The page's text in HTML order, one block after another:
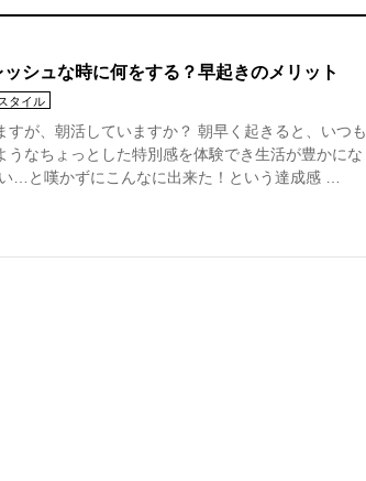
シュな時に何をする？早起きのメリット
タイル
すが、朝活していますか？ 朝早く起きると、いつも
うなちょっとした特別感を体験でき生活が豊かにな
…と嘆かずにこんなに出来た！という達成感 …